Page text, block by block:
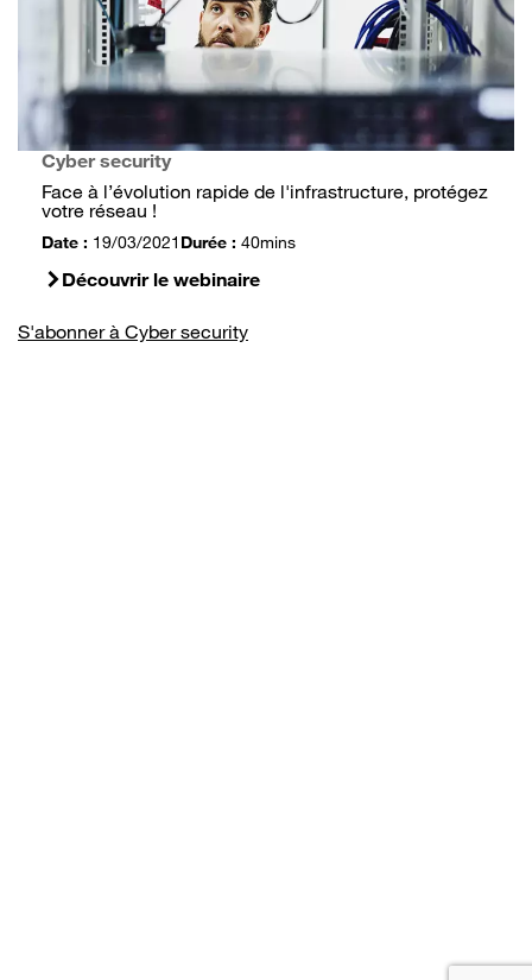
Cyber security
Face à l’évolution rapide de l'infrastructure, protégez
votre réseau !
Date : 19/03/2021 Durée : 40mins
Découvrir le webinaire
S'abonner à Cyber security